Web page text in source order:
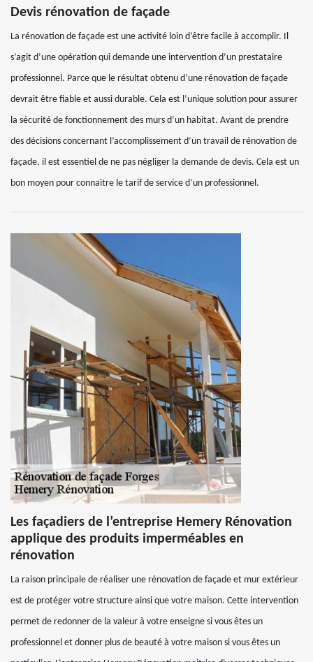
Devis rénovation de façade
La rénovation de façade est une activité loin d’être facile à accomplir. Il
s’agit d’une opération qui demande une intervention d’un prestataire
professionnel. Parce que le résultat obtenu d’une rénovation de façade
devrait être fiable et aussi durable. Cela est l’unique solution pour assurer
la sécurité de fonctionnement des murs d’un habitat. Avant de prendre
des décisions concernant l’accomplissement d’un travail de rénovation de
façade, il est essentiel de ne pas négliger la demande de devis. Cela est un
bon moyen pour connaitre le tarif de service d’un professionnel.
Les façadiers de l’entreprise Hemery Rénovation
applique des produits imperméables en
rénovation
La raison principale de réaliser une rénovation de façade et mur extérieur
est de protéger votre structure ainsi que votre maison. Cette intervention
permet de redonner de la valeur à votre enseigne si vous êtes un
professionnel et donner plus de beauté à votre maison si vous êtes un